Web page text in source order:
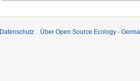
Datenschutz Über Open Source Ecology -